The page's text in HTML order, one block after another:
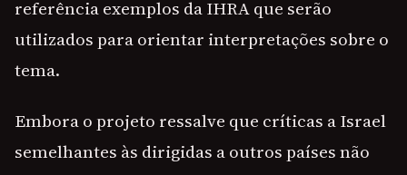
referência exemplos da IHRA que serão
utilizados para orientar interpretações sobre o
tema.
Embora o projeto ressalve que críticas a Israel
semelhantes às dirigidas a outros países não